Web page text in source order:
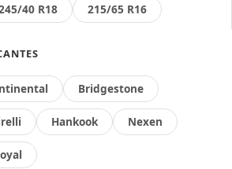
40 R18 215/65 R16
Bridgestone
Hankook Nexen